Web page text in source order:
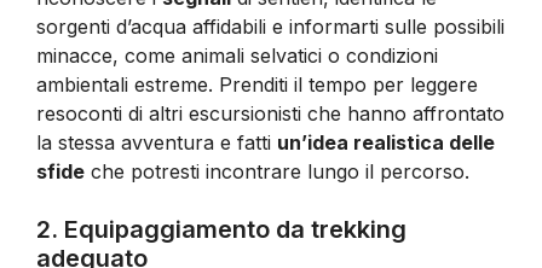
sorgenti d’acqua affidabili e informarti sulle possibili
minacce, come animali selvatici o condizioni
ambientali estreme. Prenditi il tempo per leggere
resoconti di altri escursionisti che hanno affrontato
la stessa avventura e fatti un’idea realistica delle
sfide che potresti incontrare lungo il percorso.
2. Equipaggiamento da trekking
adeguato